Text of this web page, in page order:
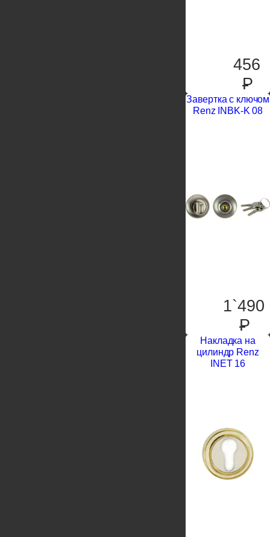
456
P
Завертка с ключом
Renz INBK-K 08
1`490
P
Накладка на
цилиндр Renz
INET 16